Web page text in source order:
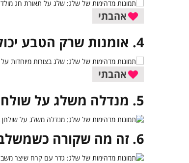
אהבתי
4. אומנות שרק הטבע יכול לייצר – שלג על גדר בהולנד
אהבתי
5. מנדלה משלג על שולחן בחצר ביתית
6. זה מה שקורה כשמשלבים קרח ורוח שאינה נפסקת